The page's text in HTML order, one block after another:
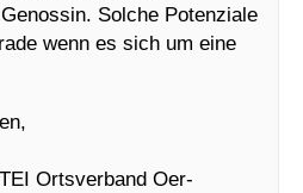
Solche Potenziale
wenn es sich um eine
Ortsverband Oer-